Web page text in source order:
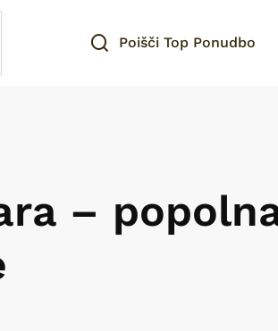
Poišči Top Ponudbo
–